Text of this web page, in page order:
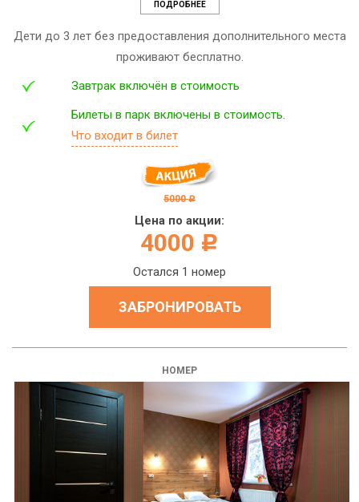
ПОДРОБНЕЕ
Дети до 3 лет без предоставления дополнительного места
проживают бесплатно.
Завтрак включён в стоимость
Билеты в парк включены в стоимость.
Что входит в билет
5000 c
Цена по акции:
4000 c
Остался 1 номер
ЗАБРОНИРОВАТЬ
НОМЕР